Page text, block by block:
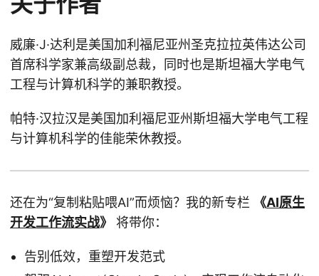
威廉·J·达利是美国加利福尼亚州圣克拉拉英伟达公司
首席科学家兼高级副总裁，同时也是斯坦福大学电气
工程与计算机科学的兼职教授。
帕特·汉拉汉是美国加利福尼亚州斯坦福大学电气工程
与计算机科学的佳能荣休教授。
还在为“复制粘贴喂AI”而烦恼？我的新专栏 《AI原生
开发工作流实战》 将带你：
告别低效，重塑开发范式